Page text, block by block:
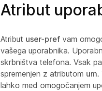
Atribut
Atribut user-pref vam
vašega uporabnika.
skrbništva telefona. Vsak
spremenjen z atributom um.
lahko med omogočanjem